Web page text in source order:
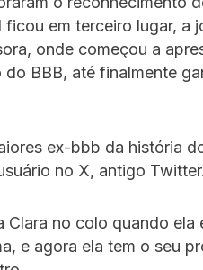
ficou em terceiro lugar, a
onde começou a
BBB, até finalmente
ex-bbb da história
no X, antigo Twitter.
Clara no colo quando ela
e agora ela tem o seu